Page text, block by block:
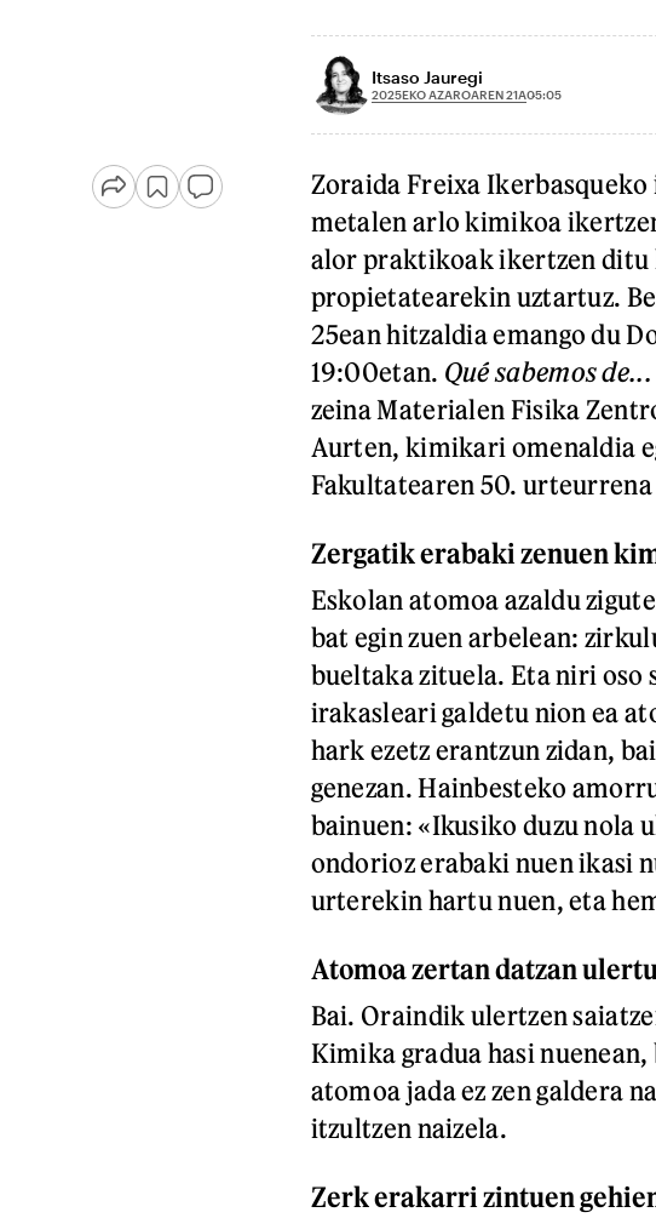
Itsaso Jauregi
2025EKO AZAROAREN 21A05:05
Zoraida Freixa
metalen arlo kimikoa
alor praktikoak ikertzen ditu
propietatearekin uztartuz.
25ean hitzaldia emango du
19:00etan. Qué sabemos de...
zeina Materialen Fisika
Aurten, kimikari omenaldia
Fakultatearen 50. urteurrena
Zergatik erabaki zenuen
Eskolan atomoa azaldu
bat egin zuen arbelean:
bueltaka zituela. Eta niri
irakasleari galdetu nion ea
hark ezetz erantzun zidan,
genezan. Hainbesteko
bainuen: «Ikusiko duzu nola
ondorioz erabaki nuen ikasi
urterekin hartu nuen, eta
Atomoa zertan datzan
Bai. Oraindik ulertzen
Kimika gradua hasi
atomoa jada ez zen galdera
itzultzen naizela.
Zerk erakarri zintuen